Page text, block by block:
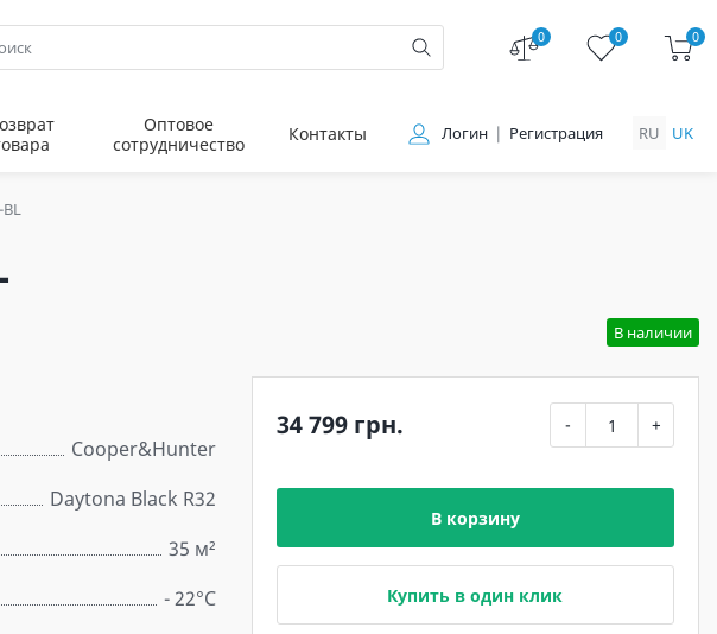
0 0 0
Оптовое
сотрудничество
Контакты Логин Регистрация RU UK
В наличии
Cooper&Hunter
Daytona Black R32
35 м²
- 22°C
34 799 грн. - +
В корзину
Купить в один клик